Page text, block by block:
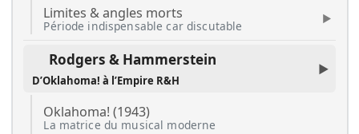
Limites & angles morts
Période indispensable car discutable
Rodgers & Hammerstein
D’Oklahoma! à l’Empire R&H
Oklahoma! (1943)
La matrice du musical moderne